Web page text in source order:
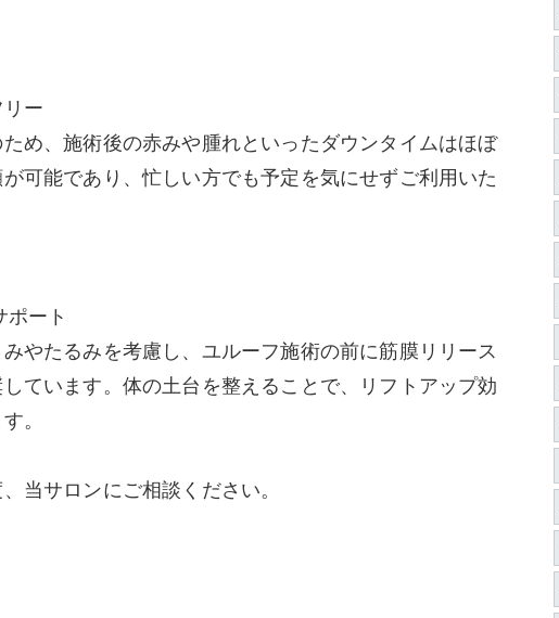
ー
め、施術後の赤みや腫れといったダウンタイムはほぼ
可能であり、忙しい方でも予定を気にせずご利用いた
ート
やたるみを考慮し、ユルーフ施術の前に筋膜リリース
ています。体の土台を整えることで、リフトアップ効
。
当サロンにご相談ください。